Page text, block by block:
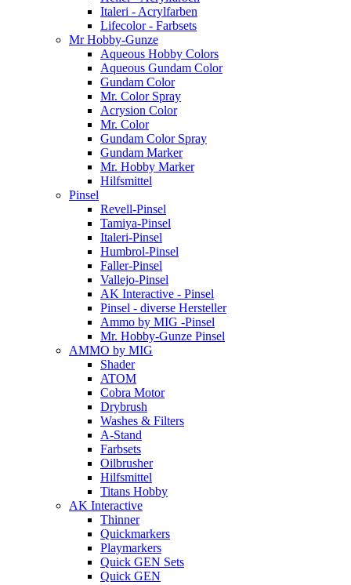
Italeri - Acrylfarben
Lifecolor - Farbsets
Mr Hobby-Gunze
Aqueous Hobby Colors
Aqueous Gundam Color
Gundam Color
Mr. Color Spray
Acrysion Color
Mr. Color
Gundam Color Spray
Gundam Marker
Mr. Hobby Marker
Hilfsmittel
Pinsel
Revell-Pinsel
Tamiya-Pinsel
Italeri-Pinsel
Humbrol-Pinsel
Faller-Pinsel
Vallejo-Pinsel
AK Interactive - Pinsel
Pinsel - diverse Hersteller
Ammo by MIG -Pinsel
Mr. Hobby-Gunze Pinsel
AMMO by MIG
Shader
ATOM
Cobra Motor
Drybrush
Washes & Filters
A-Stand
Farbsets
Oilbrusher
Hilfsmittel
Titans Hobby
AK Interactive
Thinner
Quickmarkers
Playmarkers
Quick GEN Sets
Quick GEN